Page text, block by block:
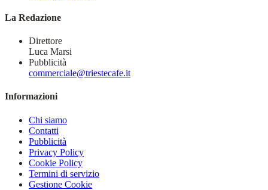
La Redazione
Direttore
Luca Marsi
Pubblicità
commerciale@triestecafe.it
Informazioni
Chi siamo
Contatti
Pubblicità
Privacy Policy
Cookie Policy
Termini di servizio
Gestione Cookie